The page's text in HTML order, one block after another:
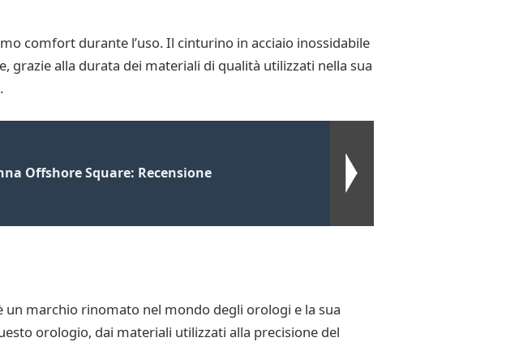
comfort durante l’uso. Il cinturino in acciaio inossidabile
grazie alla durata dei materiali di qualità utilizzati nella sua
Offshore Square: Recensione
un marchio rinomato nel mondo degli orologi e la sua
orologio, dai materiali utilizzati alla precisione del